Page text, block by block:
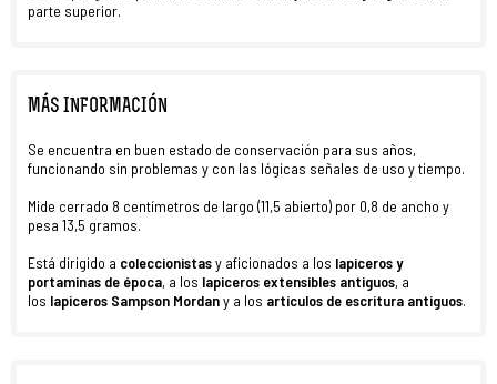
parte superior.
MÁS INFORMACIÓN
Se encuentra en buen estado de conservación para sus años,
funcionando sin problemas y con las lógicas señales de uso y tiempo.
Mide cerrado 8 centímetros de largo (11,5 abierto) por 0,8 de ancho y
pesa 13,5 gramos.
Está dirigido a coleccionistasy aficionados a los lapiceros y
portaminas de época, a los lapiceros extensibles antiguos, a
los lapiceros Sampson Mordany a los artículos de escritura antiguos.